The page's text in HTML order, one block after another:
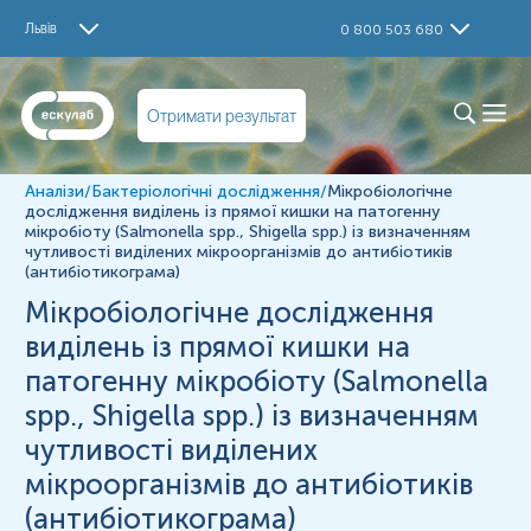
Львів 0 800 503 680
Отримати результат
Мікробіологічне дослідження виділень із прямої кишки
на патогенну мікробіоту (Salmonella spp., Shigella spp.)
із визначенням чутливості виділених мікроорганізмів до
антибіотиків (антибіотикограма)
Визначення
Мікробіологічне дослідження виділень із прямої кишки
на патогенну мікробіоту (Salmonella spp., Shigella spp.)
із визначенням чутливості виділених мікроорганізмів до
антибіотиків (антибіотикограма)
Матеріал
виділення із прямої кишки
*Одиниці вимірювання, референтні значення та діапазон
вимірювань можуть змінюватися у відповідності до зміни
тест-систем.
Аналізи/Бактеріологічні дослідження/Мікробіологічне
дослідження виділень із прямої кишки на патогенну
мікробіоту (Salmonella spp., Shigella spp.) із визначенням
чутливості виділених мікроорганізмів до антибіотиків
(антибіотикограма)
Мікробіологічне дослідження
виділень із прямої кишки на
патогенну мікробіоту (Salmonella
spp., Shigella spp.) із визначенням
чутливості виділених
мікроорганізмів до антибіотиків
(антибіотикограма)